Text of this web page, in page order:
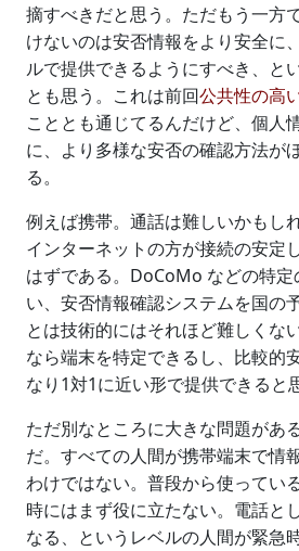
摘すべきだと思う。ただもう一方
けないのは安否情報をより安全に
ルで提供できるようにすべき、と
とも思う。これは前回公共性の高
こととも通じてるんだけど、個人
に、より多様な安否の確認方法が
る。
例えば携帯。通話は難しいかもし
インターネットの方が接続の安定
はずである。DoCoMo などの特
い、安否情報確認システムを国の
とは技術的にはそれほど難しくな
なら端末を特定できるし、比較的
なり1対1に近い形で提供できると
ただ別なところに大きな問題があ
だ。すべての人間が携帯端末で情
わけではない。普段から使ってい
時にはまず役に立たない。電話と
なる、というレベルの人間が緊急